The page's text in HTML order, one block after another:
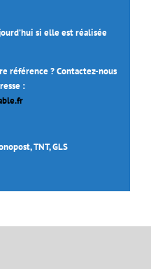
si elle est réalisée
référence ? Contactez-nous
:
TNT, GLS